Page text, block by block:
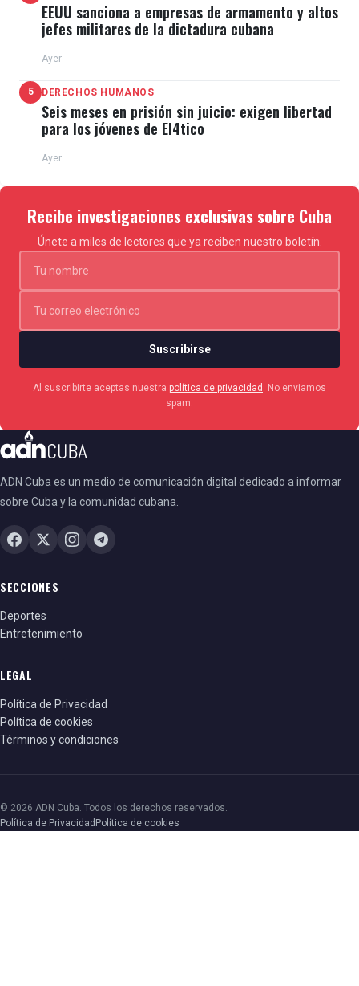
EEUU sanciona a empresas de armamento y altos
jefes militares de la dictadura cubana
Ayer
5 DERECHOS HUMANOS
Seis meses en prisión sin juicio: exigen libertad
para los jóvenes de El4tico
Ayer
Recibe investigaciones exclusivas sobre Cuba
Únete a miles de lectores que ya reciben nuestro boletín.
Suscribirse
Al suscribirte aceptas nuestra política de privacidad
. No enviamos
spam.
ADN Cuba es un medio de comunicación digital dedicado a informar
sobre Cuba y la comunidad cubana.
SECCIONES
Deportes
Entretenimiento
LEGAL
Política de Privacidad
Política de cookies
Términos y condiciones
© 2026 ADN Cuba. Todos los derechos reservados.
Política de Privacidad Política de cookies